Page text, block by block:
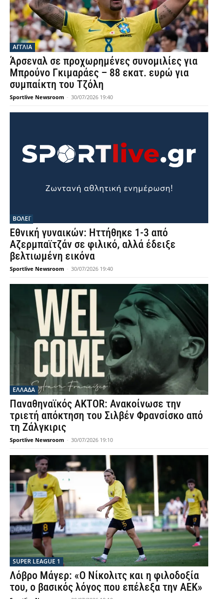
ΑΓΓΛΙΑ
Άρσεναλ σε προχωρημένες συνομιλίες για
Μπρούνο Γκιμαράες – 88 εκατ. ευρώ για
συμπαίκτη του Τζόλη
Sportlive Newsroom - 30/07/2026 19:40
ΒΟΛΕΪ
Εθνική γυναικών: Ηττήθηκε 1-3 από
Αζερμπαϊτζάν σε φιλικό, αλλά έδειξε
βελτιωμένη εικόνα
Sportlive Newsroom - 30/07/2026 19:40
ΕΛΛΑΔΑ
Παναθηναϊκός AKTOR: Ανακοίνωσε την
τριετή απόκτηση του Σιλβέν Φρανσίσκο από
τη Ζάλγκιρις
Sportlive Newsroom - 30/07/2026 19:10
SUPER LEAGUE 1
Λόβρο Μάγερ: «Ο Νίκολιτς και η φιλοδοξία
του, ο βασικός λόγος που επέλεξα την ΑΕΚ»